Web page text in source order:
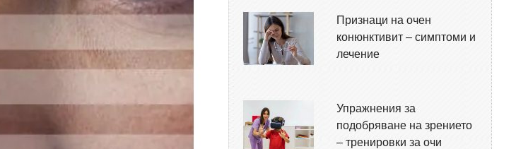
Признаци на очен
конюнктивит – симптоми и
лечение
Упражнения за
подобряване на зрението
– тренировки за очи